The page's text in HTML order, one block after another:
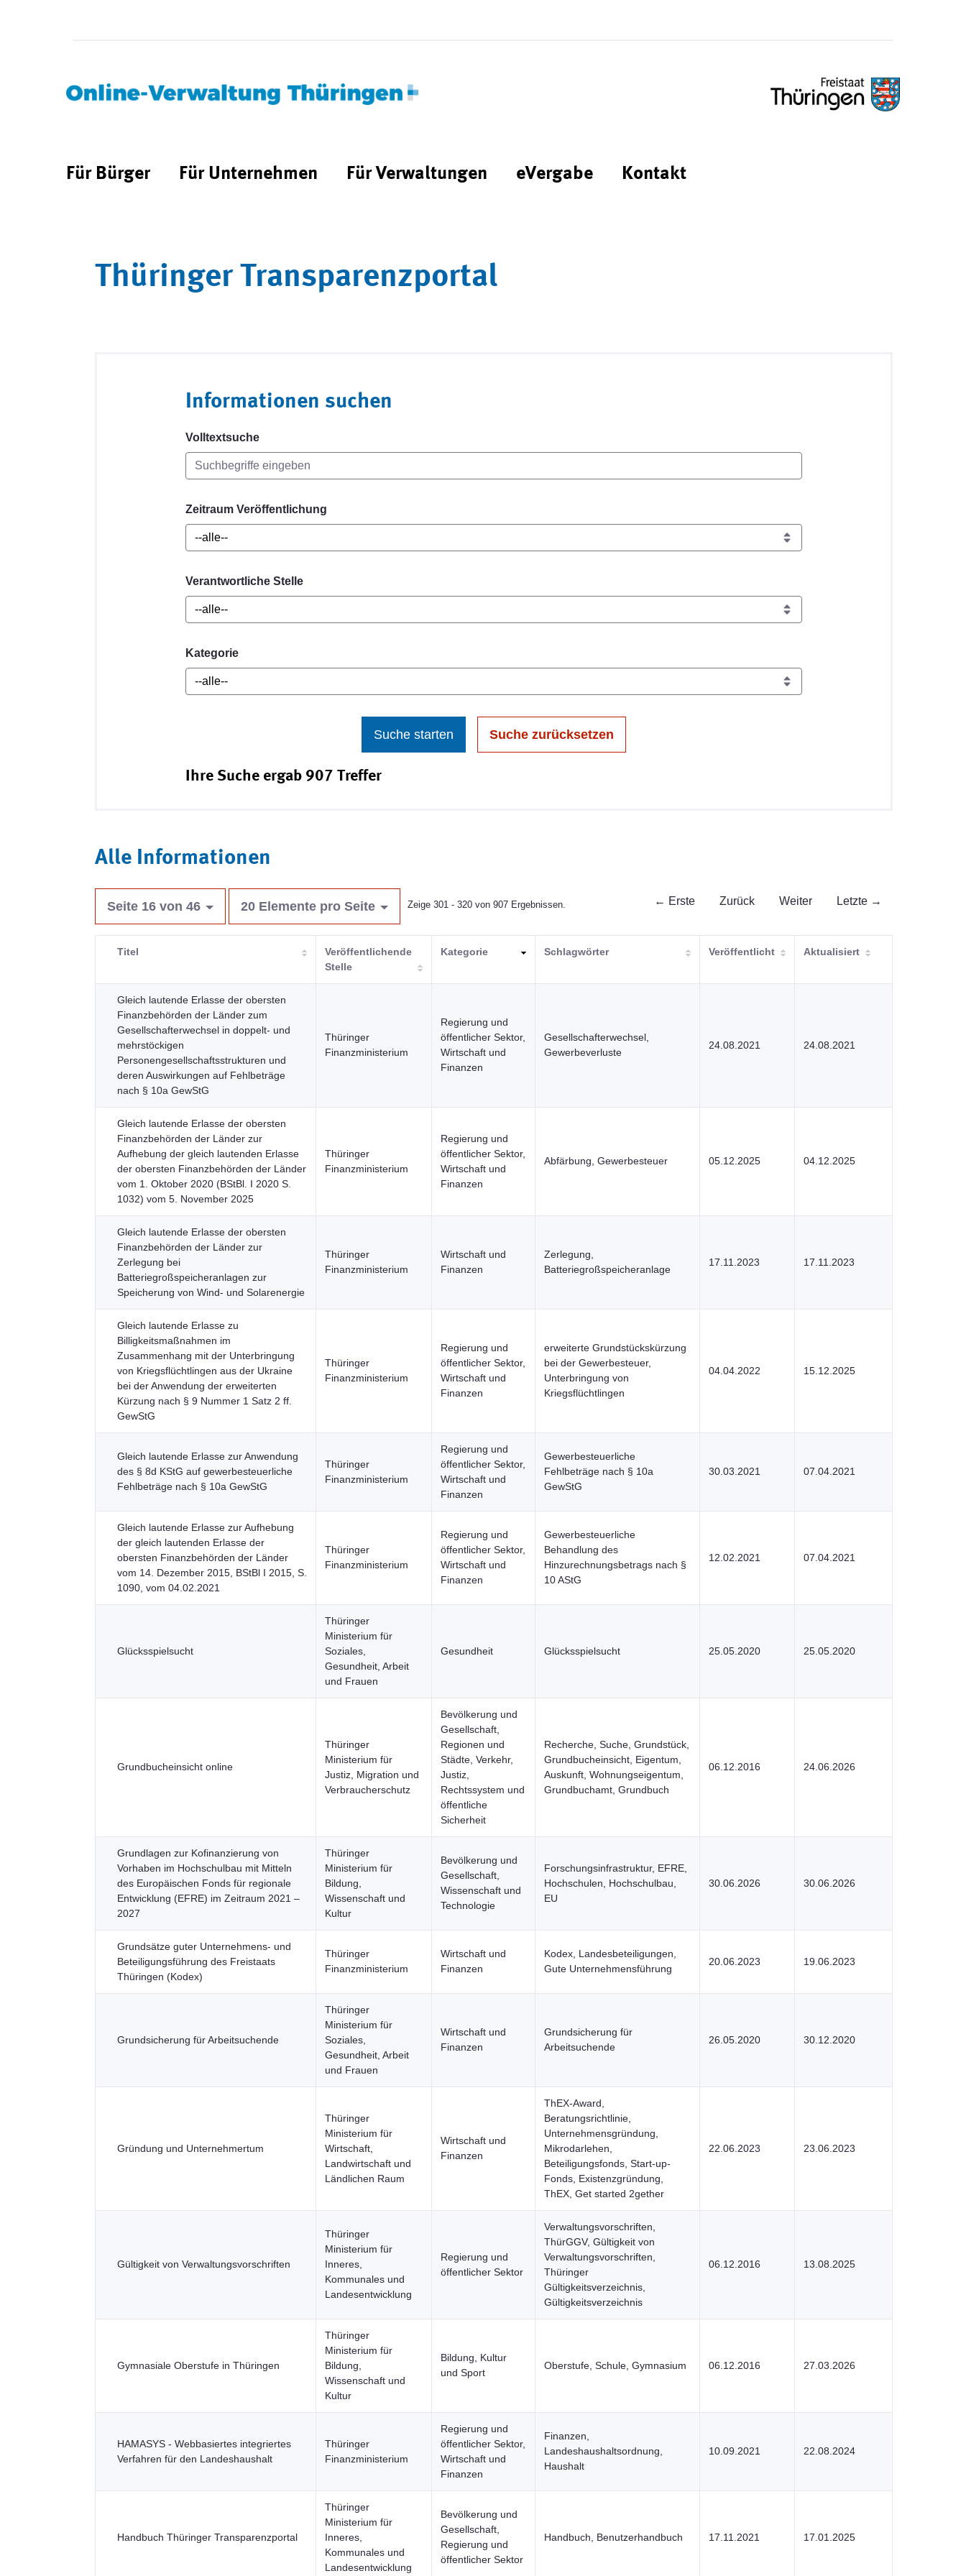
Für Bürger Für Unternehmen Für Verwaltungen eVergabe Kontakt
Thüringer Transparenzportal
Informationen suchen
Volltextsuche
Zeitraum Veröffentlichung
Verantwortliche Stelle
Kategorie
Suche starten Suche zurücksetzen
Ihre Suche ergab 907 Treffer
Alle Informationen
Seite 16 von 46 20 Elemente pro Seite Zeige 301 - 320 von 907 Ergebnissen. ← Erste Zurück Weiter Letzte →
Titel
Veröffentlichende
Stelle
Kategorie Schlagwörter Veröffentlicht Aktualisiert
Gleich lautende Erlasse der obersten
Finanzbehörden der Länder zum
Gesellschafterwechsel in doppelt- und
mehrstöckigen
Personengesellschaftsstrukturen und
deren Auswirkungen auf Fehlbeträge
nach § 10a GewStG
Thüringer
Finanzministerium
Regierung und
öffentlicher Sektor,
Wirtschaft und
Finanzen
Gesellschafterwechsel,
Gewerbeverluste
24.08.2021 24.08.2021
Gleich lautende Erlasse der obersten
Finanzbehörden der Länder zur
Aufhebung der gleich lautenden Erlasse
der obersten Finanzbehörden der Länder
vom 1. Oktober 2020 (BStBl. I 2020 S.
1032) vom 5. November 2025
Thüringer
Finanzministerium
Regierung und
öffentlicher Sektor,
Wirtschaft und
Finanzen
Abfärbung, Gewerbesteuer 05.12.2025 04.12.2025
Gleich lautende Erlasse der obersten
Finanzbehörden der Länder zur
Zerlegung bei
Batteriegroßspeicheranlagen zur
Speicherung von Wind- und Solarenergie
Thüringer
Finanzministerium
Wirtschaft und
Finanzen
Zerlegung,
Batteriegroßspeicheranlage
17.11.2023 17.11.2023
Gleich lautende Erlasse zu
Billigkeitsmaßnahmen im
Zusammenhang mit der Unterbringung
von Kriegsflüchtlingen aus der Ukraine
bei der Anwendung der erweiterten
Kürzung nach § 9 Nummer 1 Satz 2 ff.
GewStG
Thüringer
Finanzministerium
Regierung und
öffentlicher Sektor,
Wirtschaft und
Finanzen
erweiterte Grundstückskürzung
bei der Gewerbesteuer,
Unterbringung von
Kriegsflüchtlingen
04.04.2022 15.12.2025
Gleich lautende Erlasse zur Anwendung
des § 8d KStG auf gewerbesteuerliche
Fehlbeträge nach § 10a GewStG
Thüringer
Finanzministerium
Regierung und
öffentlicher Sektor,
Wirtschaft und
Finanzen
Gewerbesteuerliche
Fehlbeträge nach § 10a
GewStG
30.03.2021 07.04.2021
Gleich lautende Erlasse zur Aufhebung
der gleich lautenden Erlasse der
obersten Finanzbehörden der Länder
vom 14. Dezember 2015, BStBl I 2015, S.
1090, vom 04.02.2021
Thüringer
Finanzministerium
Regierung und
öffentlicher Sektor,
Wirtschaft und
Finanzen
Gewerbesteuerliche
Behandlung des
Hinzurechnungsbetrags nach §
10 AStG
12.02.2021 07.04.2021
Glücksspielsucht
Thüringer
Ministerium für
Soziales,
Gesundheit, Arbeit
und Frauen
Gesundheit Glücksspielsucht 25.05.2020 25.05.2020
Grundbucheinsicht online
Thüringer
Ministerium für
Justiz, Migration und
Verbraucherschutz
Bevölkerung und
Gesellschaft,
Regionen und
Städte, Verkehr,
Justiz,
Rechtssystem und
öffentliche
Sicherheit
Recherche, Suche, Grundstück,
Grundbucheinsicht, Eigentum,
Auskunft, Wohnungseigentum,
Grundbuchamt, Grundbuch
06.12.2016 24.06.2026
Grundlagen zur Kofinanzierung von
Vorhaben im Hochschulbau mit Mitteln
des Europäischen Fonds für regionale
Entwicklung (EFRE) im Zeitraum 2021 –
2027
Thüringer
Ministerium für
Bildung,
Wissenschaft und
Kultur
Bevölkerung und
Gesellschaft,
Wissenschaft und
Technologie
Forschungsinfrastruktur, EFRE,
Hochschulen, Hochschulbau,
EU
30.06.2026 30.06.2026
Grundsätze guter Unternehmens- und
Beteiligungsführung des Freistaats
Thüringen (Kodex)
Thüringer
Finanzministerium
Wirtschaft und
Finanzen
Kodex, Landesbeteiligungen,
Gute Unternehmensführung
20.06.2023 19.06.2023
Grundsicherung für Arbeitsuchende
Thüringer
Ministerium für
Soziales,
Gesundheit, Arbeit
und Frauen
Wirtschaft und
Finanzen
Grundsicherung für
Arbeitsuchende
26.05.2020 30.12.2020
Gründung und Unternehmertum
Thüringer
Ministerium für
Wirtschaft,
Landwirtschaft und
Ländlichen Raum
Wirtschaft und
Finanzen
ThEX-Award,
Beratungsrichtlinie,
Unternehmensgründung,
Mikrodarlehen,
Beteiligungsfonds, Start-up-
Fonds, Existenzgründung,
ThEX, Get started 2gether
22.06.2023 23.06.2023
Gültigkeit von Verwaltungsvorschriften
Thüringer
Ministerium für
Inneres,
Kommunales und
Landesentwicklung
Regierung und
öffentlicher Sektor
Verwaltungsvorschriften,
ThürGGV, Gültigkeit von
Verwaltungsvorschriften,
Thüringer
Gültigkeitsverzeichnis,
Gültigkeitsverzeichnis
06.12.2016 13.08.2025
Gymnasiale Oberstufe in Thüringen
Thüringer
Ministerium für
Bildung,
Wissenschaft und
Kultur
Bildung, Kultur
und Sport
Oberstufe, Schule, Gymnasium 06.12.2016 27.03.2026
HAMASYS - Webbasiertes integriertes
Verfahren für den Landeshaushalt
Thüringer
Finanzministerium
Regierung und
öffentlicher Sektor,
Wirtschaft und
Finanzen
Finanzen,
Landeshaushaltsordnung,
Haushalt
10.09.2021 22.08.2024
Handbuch Thüringer Transparenzportal
Thüringer
Ministerium für
Inneres,
Kommunales und
Landesentwicklung
Bevölkerung und
Gesellschaft,
Regierung und
öffentlicher Sektor
Handbuch, Benutzerhandbuch 17.11.2021 17.01.2025